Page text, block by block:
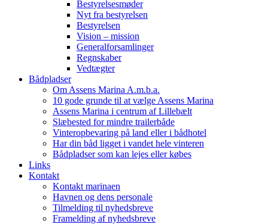
Bestyrelsesmøder
Nyt fra bestyrelsen
Bestyrelsen
Vision – mission
Generalforsamlinger
Regnskaber
Vedtægter
Bådpladser
Om Assens Marina A.m.b.a.
10 gode grunde til at vælge Assens Marina
Assens Marina i centrum af Lillebælt
Slæbested for mindre trailerbåde
Vinteropbevaring på land eller i bådhotel
Har din båd ligget i vandet hele vinteren
Bådpladser som kan lejes eller købes
Links
Kontakt
Kontakt marinaen
Havnen og dens personale
Tilmelding til nyhedsbreve
Framelding af nyhedsbreve